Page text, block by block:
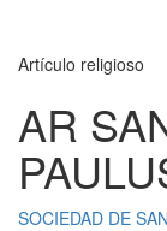
Artículo religioso
AR
SOCIEDAD DE